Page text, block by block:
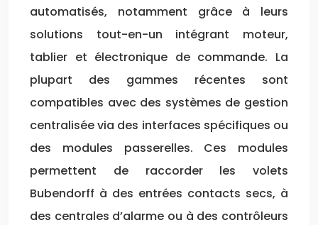
automatisés, notamment grâce à leurs
solutions tout-en-un intégrant moteur,
tablier et électronique de commande. La
plupart des gammes récentes sont
compatibles avec des systèmes de gestion
centralisée via des interfaces spécifiques ou
des modules passerelles. Ces modules
permettent de raccorder les volets
Bubendorff à des entrées contacts secs, à
des centrales d’alarme ou à des contrôleurs